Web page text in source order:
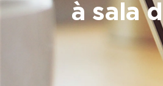
à sala